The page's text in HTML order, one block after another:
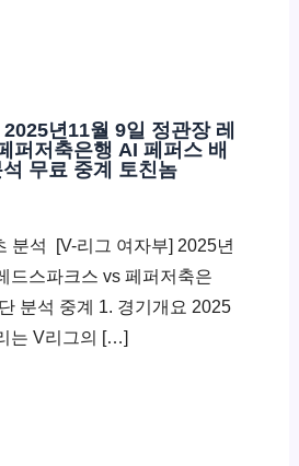
년11월 9일 정관장 레
퍼저축은행 AI 페퍼스 배
무료 중계 토친놈
분석 ​ [V-리그 여자부] 2025년
드스파크스 vs 페퍼저축은
분석 중계 1. 경기개요 2025
는 V리그의 […]